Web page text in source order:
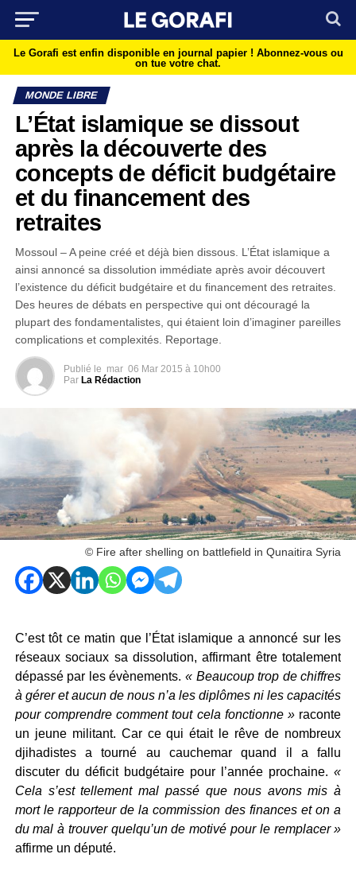
Le Gorafi est enfin disponible en journal papier ! Abonnez-vous ou
on tue votre chat.
MONDE LIBRE
L’État islamique se dissout
après la découverte des
concepts de déficit budgétaire
et du financement des
retraites
Mossoul – A peine créé et déjà bien dissous. L’État islamique a
ainsi annoncé sa dissolution immédiate après avoir découvert
l’existence du déficit budgétaire et du financement des retraites.
Des heures de débats en perspective qui ont découragé la
plupart des fondamentalistes, qui étaient loin d’imaginer pareilles
complications et complexités. Reportage.
Publié le mar 06 Mar 2015 à 10h00
Par La Rédaction
© Fire after shelling on battlefield in Qunaitira Syria
C’est tôt ce matin que l’État islamique a annoncé sur les
réseaux sociaux sa dissolution, affirmant être totalement
dépassé par les évènements. « Beaucoup trop de chiffres
à gérer et aucun de nous n’a les diplômes ni les capacités
pour comprendre comment tout cela fonctionne » raconte
un jeune militant. Car ce qui était le rêve de nombreux
djihadistes a tourné au cauchemar quand il a fallu
discuter du déficit budgétaire pour l’année prochaine. «
Cela s’est tellement mal passé que nous avons mis à
mort le rapporteur de la commission des finances et on a
du mal à trouver quelqu’un de motivé pour le remplacer »
affirme un député.